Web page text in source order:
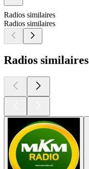
Radios similaires
Radios similaires
Radios similaires